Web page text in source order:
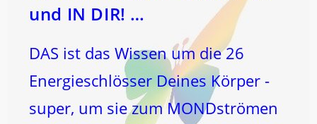
und IN DIR! …
DAS ist das Wissen um die 26
Energieschlösser Deines Körper -
super, um sie zum MONDströmen